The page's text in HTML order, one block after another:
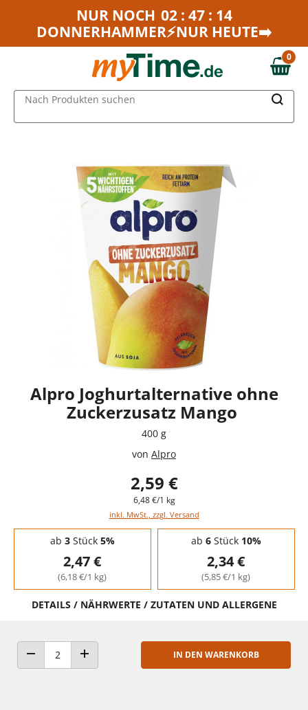
Zum Hauptinhalt springen
Zur Navigation springen
NUR NOCH 02 : 47 : 14
DONNERHAMMER⚡NUR HEUTE➡️
0,00 €
0
Nach Produkten suchen
Alpro Joghurtalternative ohne
Zuckerzusatz Mango
400 g
von Alpro
2,59 €
6,48 €/1 kg
inkl. MwSt., zzgl. Versand
Staffelpreise - Mengenrabatt
ab 3Stück 5%
2,47 €
(6,18 €/1 kg)
ab 6Stück 10%
2,34 €
(5,85 €/1 kg)
DETAILS / NÄHRWERTE / ZUTATEN UND ALLERGENE
ANZAHL VERRINGERNANZAHL ERHÖHEN
IN DEN WARENKORB